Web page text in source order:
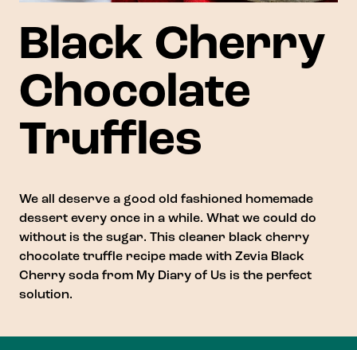
Black Cherry
Chocolate
Truffles
We all deserve a good old fashioned homemade
dessert every once in a while. What we could do
without is the sugar. This cleaner black cherry
chocolate truffle recipe made with Zevia Black
Cherry soda from My Diary of Us is the perfect
solution.